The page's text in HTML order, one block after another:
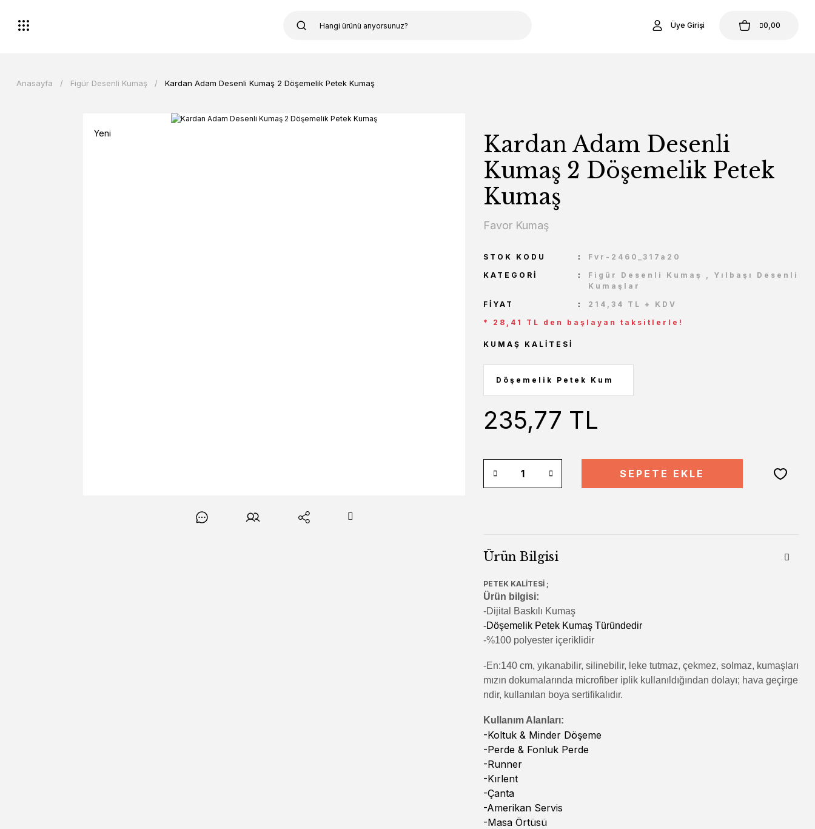
Üye Girişi 0,00
Anasayfa Figür Desenli Kumaş Kardan Adam Desenli Kumaş 2 Döşemelik Petek Kumaş
Yeni
Kardan Adam Desenli
Kumaş 2 Döşemelik Petek
Kumaş
Favor Kumaş
STOK KODU
Fvr-2460_317a20
KATEGORI
Figür Desenli Kumaş , Yılbaşı Desenli
Kumaşlar
FIYAT
214,34 TL + KDV
* 28,41 TL den başlayan taksitlerle!
KUMAŞ KALITESI
235,77 TL
SEPETE EKLE
Ürün Bilgisi
PETEK KALİTESİ ;
Ürün bilgisi:
-Dijital Baskılı Kumaş
-Döşemelik Petek Kumaş Türündedir
-%100 polyester içeriklidir
-En:140 cm, yıkanabilir, silinebilir, leke tutmaz, çekmez, solmaz, kumaşları
mızın dokumalarında microfiber iplik kullanıldığından dolayı; hava geçirge
ndir, kullanılan boya sertifikalıdır.
Kullanım Alanları:
-Koltuk & Minder Döşeme
-Perde & Fonluk Perde
-Runner
-Kırlent
-Çanta
-Amerikan Servis
-Masa Örtüsü